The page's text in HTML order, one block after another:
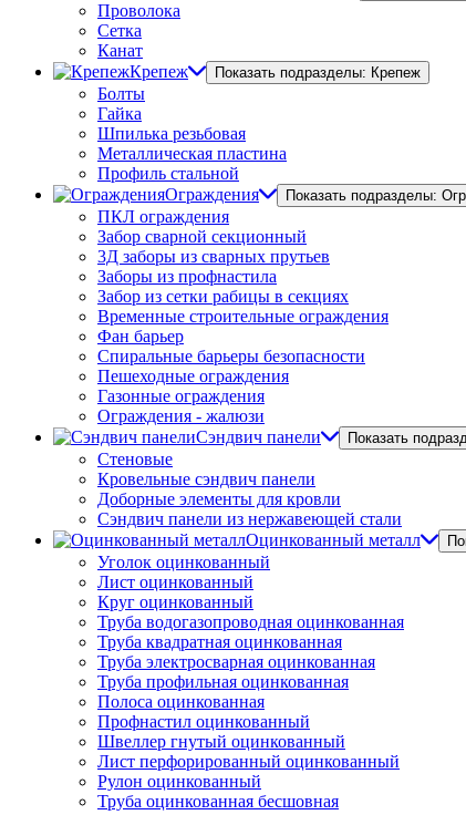
Проволока
Сетка
Канат
Крепеж
Показать подразделы: Крепеж
Болты
Гайка
Шпилька резьбовая
Металлическая пластина
Профиль стальной
Ограждения
Показать подразделы:
ПКЛ ограждения
Забор сварной секционный
3Д заборы из сварных прутьев
Заборы из профнастила
Забор из сетки рабицы в секциях
Временные строительные ограждения
Фан барьер
Спиральные барьеры безопасности
Пешеходные ограждения
Газонные ограждения
Ограждения - жалюзи
Сэндвич панели
Показать
Стеновые
Кровельные сэндвич панели
Доборные элементы для кровли
Сэндвич панели из нержавеющей стали
Оцинкованный металл
Уголок оцинкованный
Лист оцинкованный
Круг оцинкованный
Труба водогазопроводная оцинкованная
Труба квадратная оцинкованная
Труба электросварная оцинкованная
Труба профильная оцинкованная
Полоса оцинкованная
Профнастил оцинкованный
Швеллер гнутый оцинкованный
Лист перфорированный оцинкованный
Рулон оцинкованный
Труба оцинкованная бесшовная